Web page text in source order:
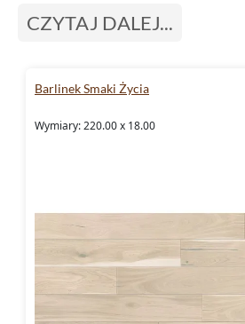
CZYTAJ DALEJ...
Barlinek Smaki Życia
Wymiary: 220.00 x 18.00